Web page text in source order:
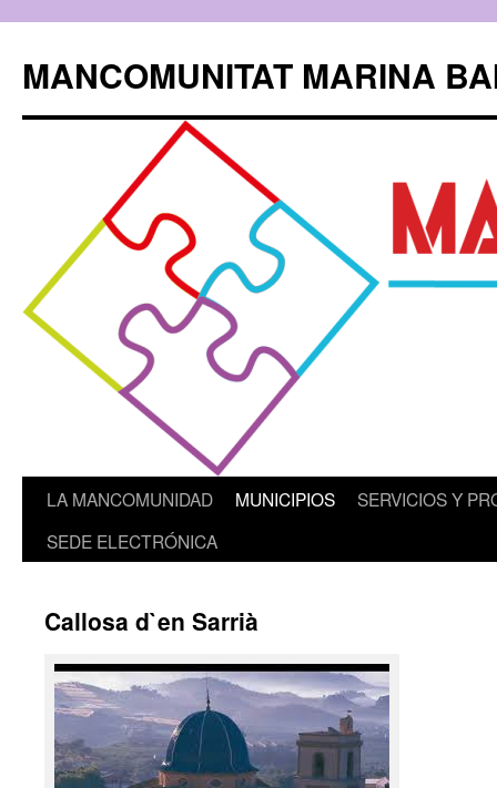
contenido
MANCOMUNITAT MARINA
LA MANCOMUNIDAD MUNICIPIOS
SERVICIOS Y
SEDE ELECTRÓNICA
Callosa d`en Sarrià